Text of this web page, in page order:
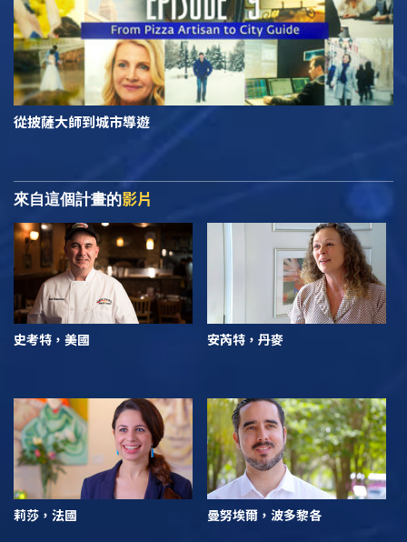
從披薩大師到城市導遊
來自這個計畫的影片
史考特，美國 安芮特，丹麥
莉莎，法國 曼努埃爾，波多黎各